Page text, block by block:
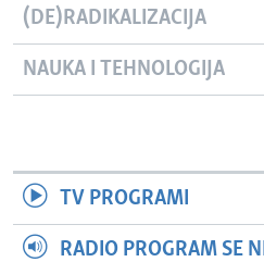
(DE)RADIKALIZACIJA
NAUKA I TEHNOLOGIJA
TV PROGRAMI
RADIO PROGRAM SE